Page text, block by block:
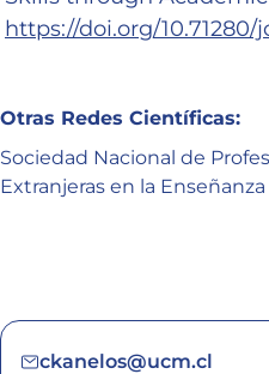
https://doi.org/10.71280/
Otras Redes Científicas:
Sociedad Nacional de
Extranjeras en la
ckanelos@ucm.cl